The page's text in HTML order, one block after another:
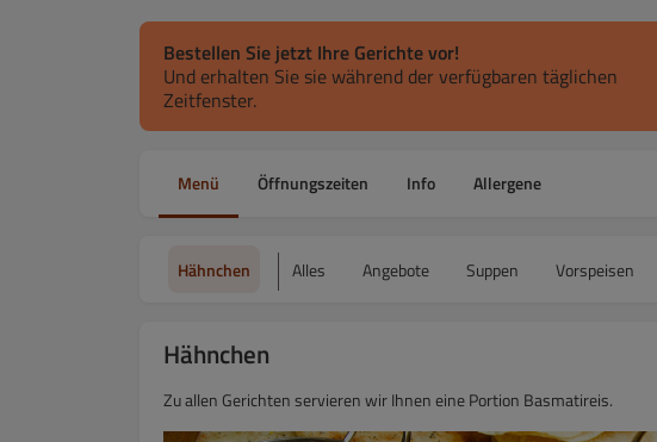
Bestellen Sie jetzt Ihre Gerichte vor!
Und erhalten Sie sie während der verfügbaren täglichen
Zeitfenster.
Menü Öffnungszeiten Info Allergene
Hähnchen Alles Angebote Suppen Vorspeisen
Hähnchen
Zu allen Gerichten servieren wir Ihnen eine Portion Basmatireis.